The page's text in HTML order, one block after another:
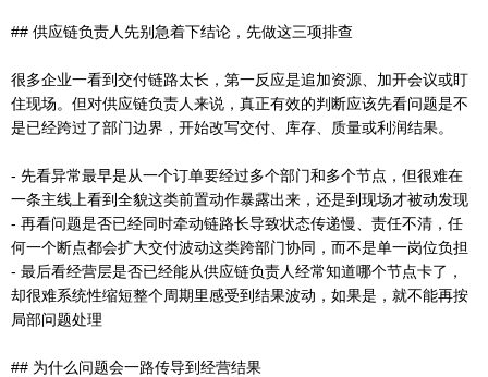
## 供应链负责人先别急着下结论，先做这三项排查
很多企业一看到交付链路太长，第一反应是追加资源、加开会议或盯
住现场。但对供应链负责人来说，真正有效的判断应该先看问题是不
是已经跨过了部门边界，开始改写交付、库存、质量或利润结果。
- 先看异常最早是从一个订单要经过多个部门和多个节点，但很难在
一条主线上看到全貌这类前置动作暴露出来，还是到现场才被动发现
- 再看问题是否已经同时牵动链路长导致状态传递慢、责任不清，任
何一个断点都会扩大交付波动这类跨部门协同，而不是单一岗位负担
- 最后看经营层是否已经能从供应链负责人经常知道哪个节点卡了，
却很难系统性缩短整个周期里感受到结果波动，如果是，就不能再按
局部问题处理
## 为什么问题会一路传导到经营结果